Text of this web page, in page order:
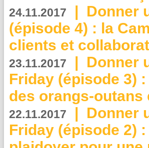
24.11.2017 | Donner
(épisode 4) : la
clients et
23.11.2017 | Donner
Friday (épisode 3)
des orangs-
22.11.2017 | Donner
Friday (épisode 2)